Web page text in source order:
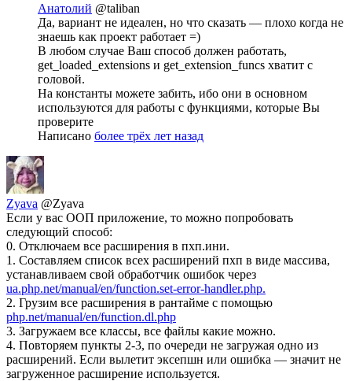
Анатолий @taliban
Да, вариант не идеален, но что сказать — плохо когда не
знаешь как проект работает =)
В любом случае Ваш способ должен работать,
get_loaded_extensions и get_extension_funcs хватит с
головой.
На константы можете забить, ибо они в основном
используются для работы с функциями, которые Вы
проверите
Написано более трёх лет назад
Zyava @Zyava
Если у вас ООП приложение, то можно попробовать
следующий способ:
0. Отключаем все расширения в пхп.ини.
1. Составляем список всех расширений пхп в виде массива,
устанавливаем свой обработчик ошибок через
ua.php.net/manual/en/function.set-error-handler.php.
2. Грузим все расширения в рантайме с помощью
php.net/manual/en/function.dl.php
3. Загружаем все классы, все файлы какие можно.
4. Повторяем пункты 2-3, по очереди не загружая одно из
расширений. Если вылетит эксепшн или ошибка — значит не
загруженное расширение используется.